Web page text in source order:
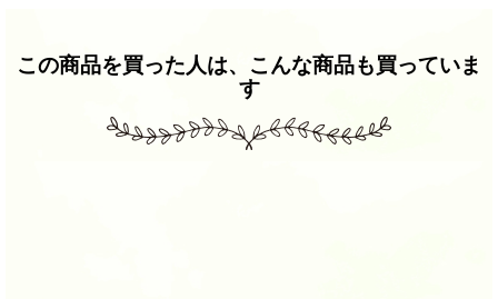
この商品を買った人は、こんな商品も買っていま
す